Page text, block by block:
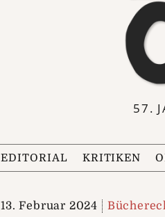
57.
EDITORIAL KRITIKEN
13. Februar 2024